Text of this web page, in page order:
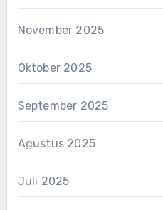
November 2025
Oktober 2025
September 2025
Agustus 2025
Juli 2025